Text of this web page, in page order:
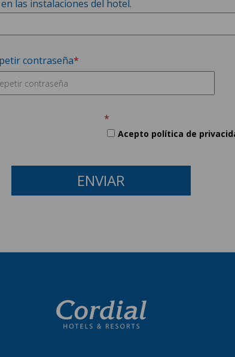
las instalaciones del hotel.
contraseña
Acepto política de
ENVIAR